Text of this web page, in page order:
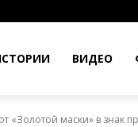
ВИДЕО
«Золотой маски» в знак